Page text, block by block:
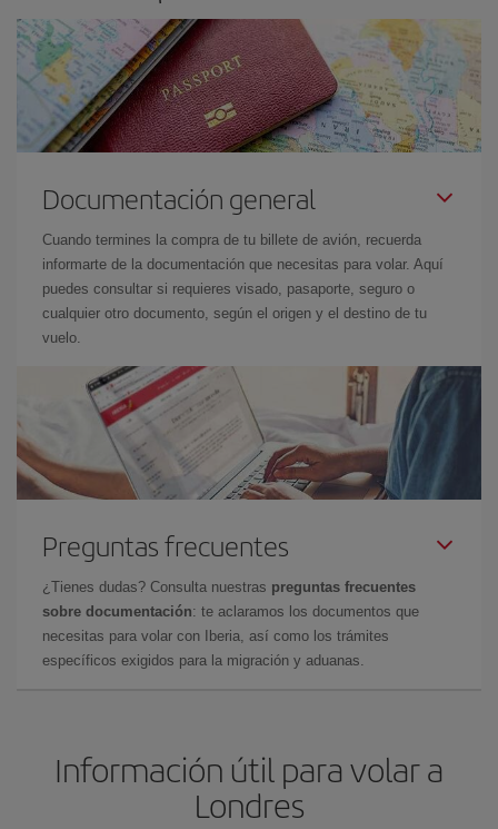
Documentación general
Cuando termines la compra de tu billete de avión, recuerda
informarte de la documentación que necesitas para volar. Aquí
puedes consultar si requieres visado, pasaporte, seguro o
cualquier otro documento, según el origen y el destino de tu
vuelo.
Preguntas frecuentes
¿Tienes dudas? Consulta nuestras preguntas frecuentes
sobre documentación: te aclaramos los documentos que
necesitas para volar con Iberia, así como los trámites
específicos exigidos para la migración y aduanas.
Información útil para volar a
Londres